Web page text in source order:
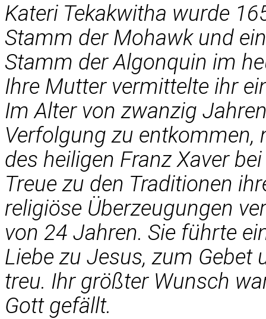
Kateri Tekakwitha wurde
Stamm der Mohawk und
Stamm der Algonquin im
Ihre Mutter vermittelte ihr
Im Alter von zwanzig
Verfolgung zu
des heiligen Franz Xaver
Treue zu den Traditionen
religiöse Überzeugungen
von 24 Jahren. Sie führte
Liebe zu Jesus, zum Gebet
treu. Ihr größter Wunsch
Gott gefällt.